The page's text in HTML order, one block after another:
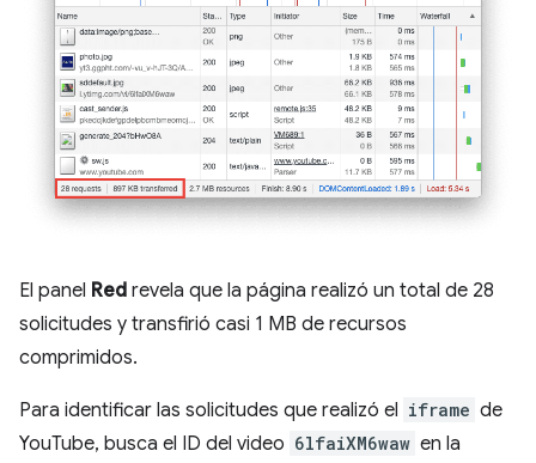
El panel Red revela que la página realizó un total de 28
solicitudes y transfirió casi 1 MB de recursos
comprimidos.
Para identificar las solicitudes que realizó el iframe de
YouTube, busca el ID del video 6lfaiXM6waw en la